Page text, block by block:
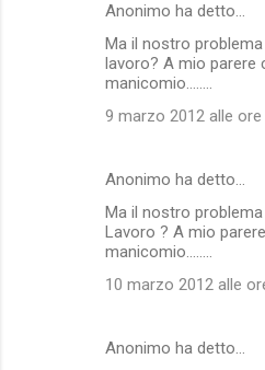
Anonimo ha detto…
Ma il nostro
lavoro? A mio parere
manicomio........
9 marzo 2012 alle ore
Anonimo ha detto…
Ma il nostro
Lavoro ? A mio
manicomio........
10 marzo 2012 alle
Anonimo ha detto…